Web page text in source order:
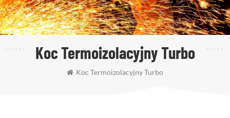
Koc Termoizolacyjny Turbo
Koc Termoizolacyjny Turbo